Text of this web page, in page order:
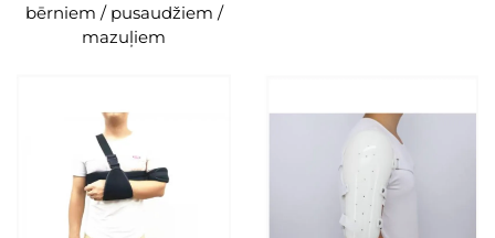
bērniem / pusaudžiem /
mazuļiem